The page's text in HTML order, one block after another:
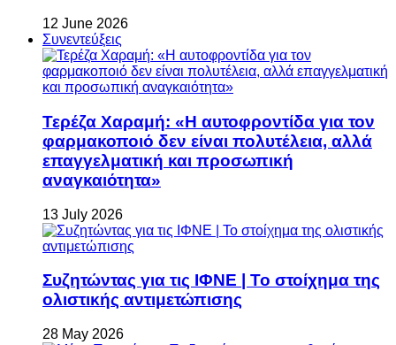
12 June 2026
Συνεντεύξεις
Τερέζα Χαραμή: «Η αυτοφροντίδα για τον
φαρμακοποιό δεν είναι πολυτέλεια, αλλά
επαγγελματική και προσωπική
αναγκαιότητα»
13 July 2026
Συζητώντας για τις ΙΦΝΕ | Το στοίχημα της
ολιστικής αντιμετώπισης
28 May 2026